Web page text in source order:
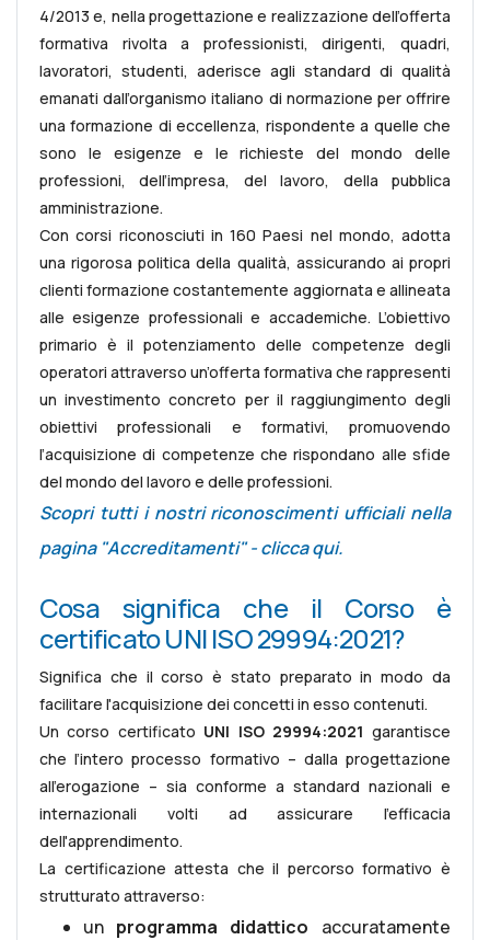
4/2013 e, nella progettazione e realizzazione dell’offerta
formativa rivolta a professionisti, dirigenti, quadri,
lavoratori, studenti, aderisce agli standard di qualità
emanati dall’organismo italiano di normazione per offrire
una formazione di eccellenza, rispondente a quelle che
sono le esigenze e le richieste del mondo delle
professioni, dell’impresa, del lavoro, della pubblica
amministrazione.
Con corsi riconosciuti in 160 Paesi nel mondo, adotta
una rigorosa politica della qualità, assicurando ai propri
clienti formazione costantemente aggiornata e allineata
alle esigenze professionali e accademiche. L’obiettivo
primario è il potenziamento delle competenze degli
operatori attraverso un’offerta formativa che rappresenti
un investimento concreto per il raggiungimento degli
obiettivi professionali e formativi, promuovendo
l’acquisizione di competenze che rispondano alle sfide
del mondo del lavoro e delle professioni.
Scopri tutti i nostri riconoscimenti ufficiali nella
pagina "Accreditamenti" - clicca qui.
Cosa significa che il Corso è
certificato UNI ISO 29994:2021?
Significa che il corso è stato preparato in modo da
facilitare l'acquisizione dei concetti in esso contenuti.
Un corso certificato UNI ISO 29994:2021 garantisce
che l’intero processo formativo – dalla progettazione
all’erogazione – sia conforme a standard nazionali e
internazionali volti ad assicurare l'efficacia
dell'apprendimento.
La certificazione attesta che il percorso formativo è
strutturato attraverso:
un programma didattico accuratamente